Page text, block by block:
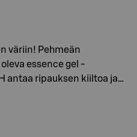
väriin! Pehmeän
essence gel -
antaa ripauksen kiiltoa ja…